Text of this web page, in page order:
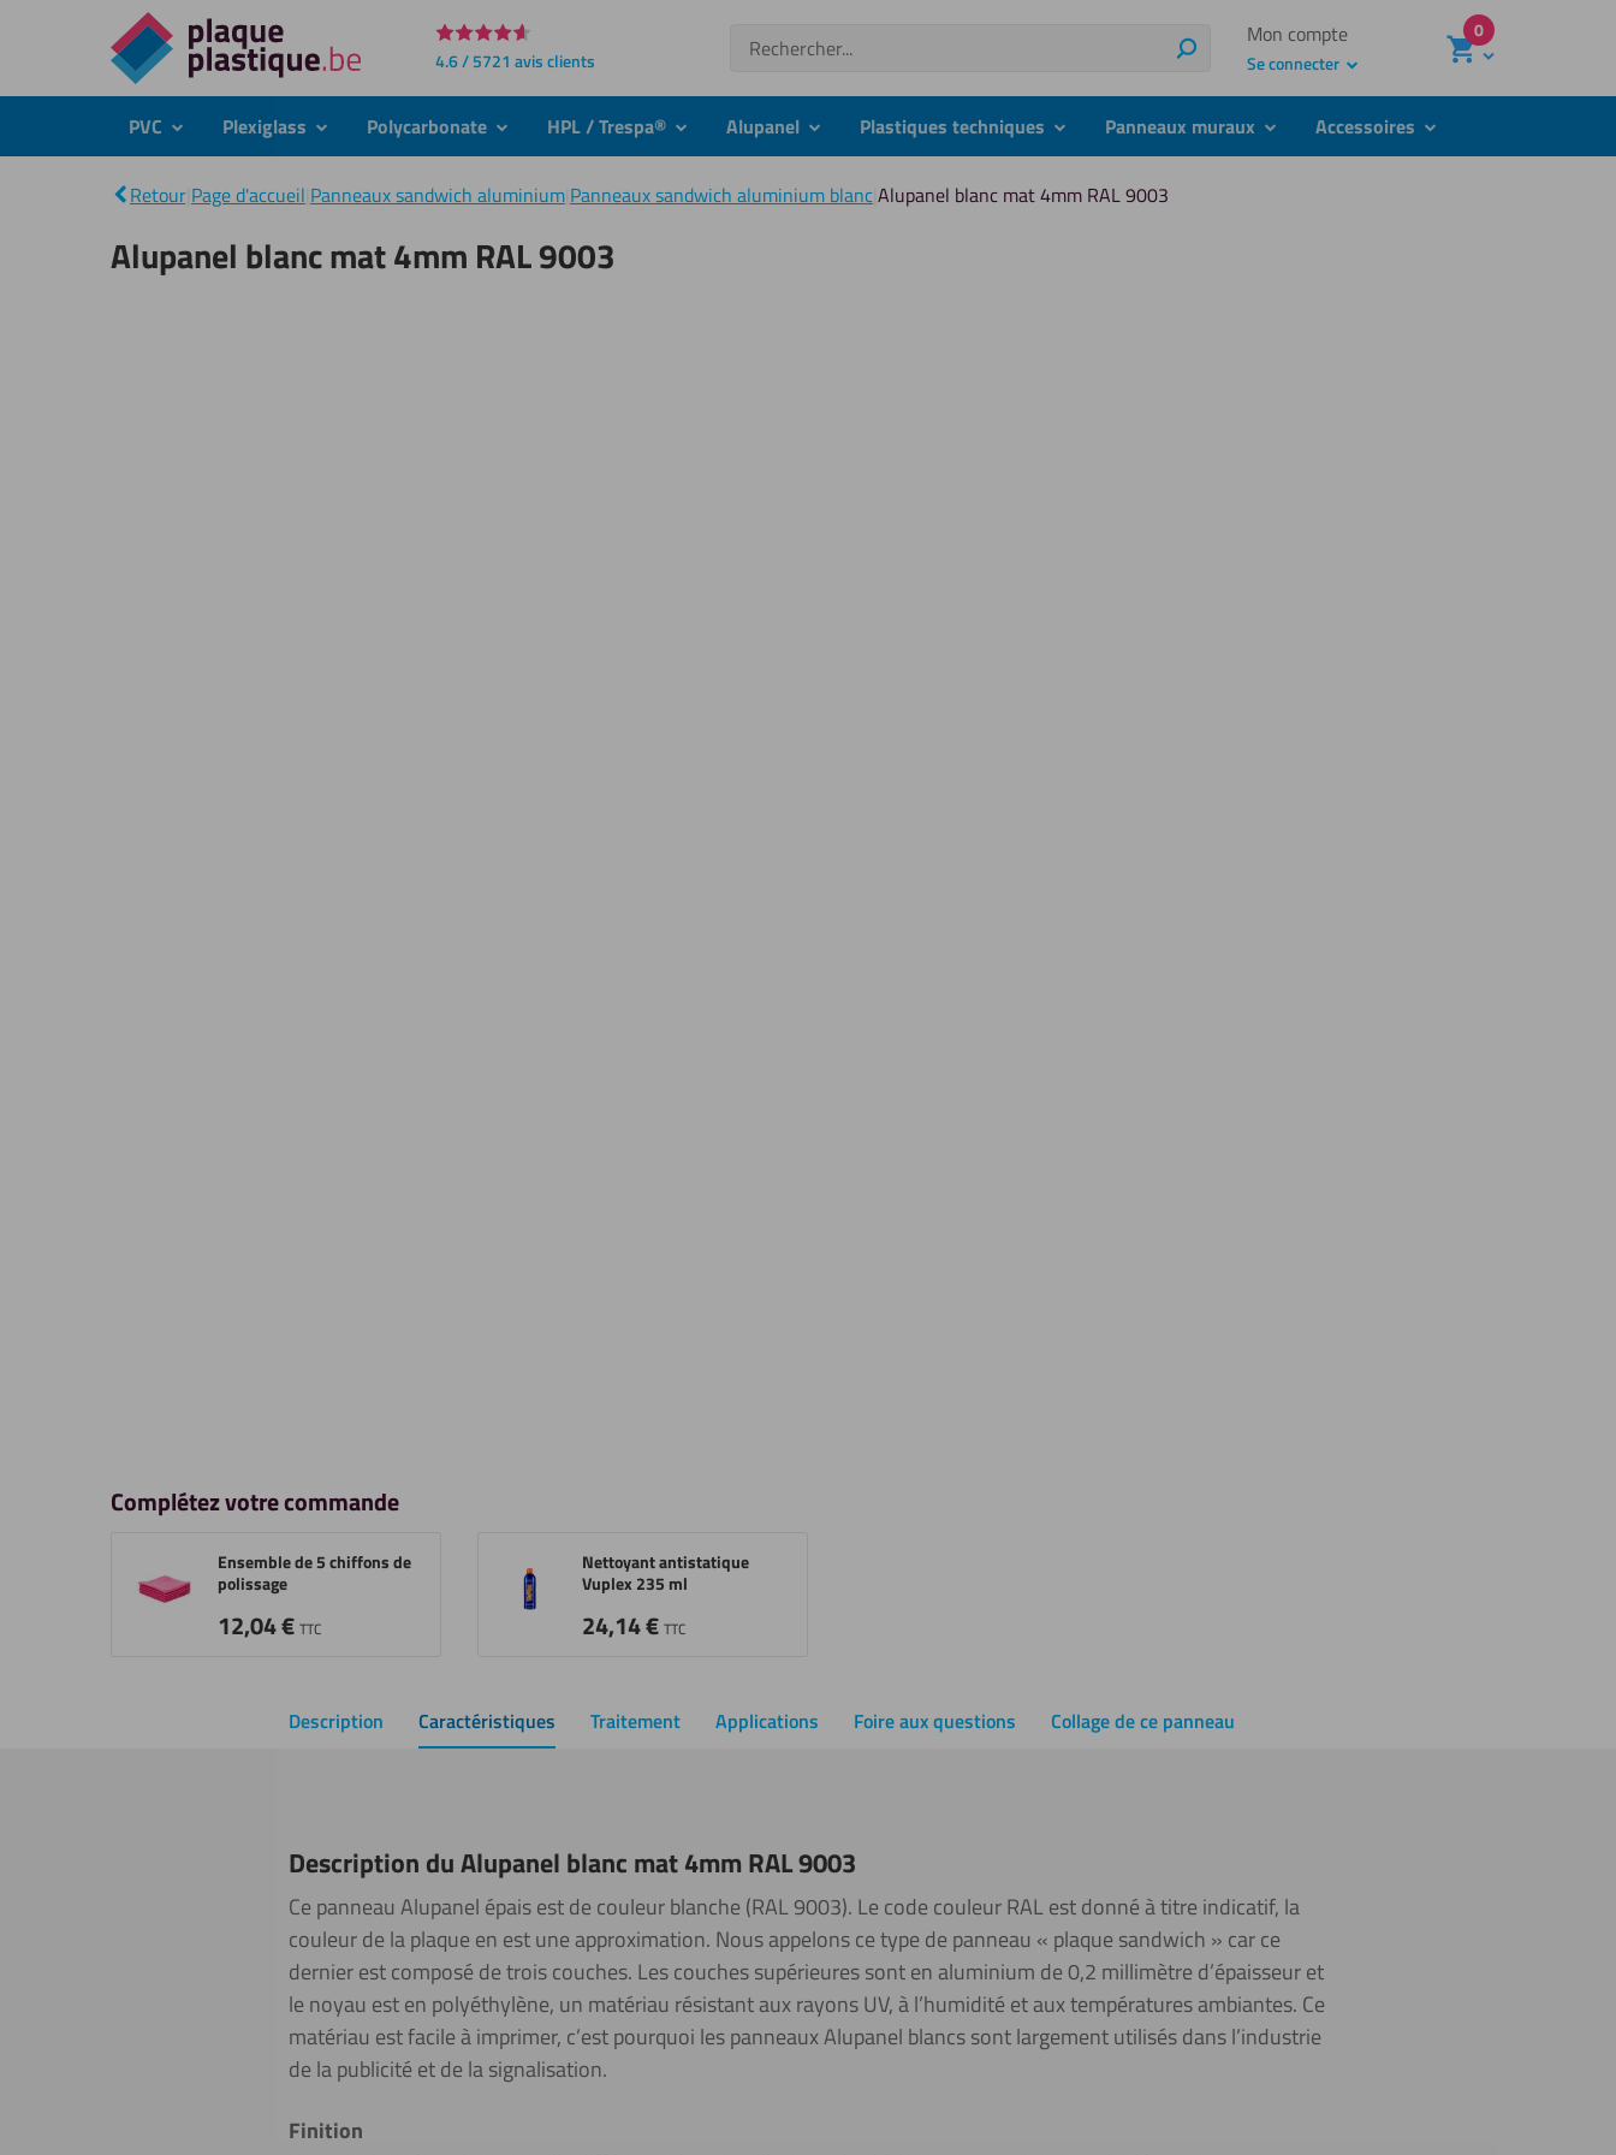
Directement
au
contenu
4.6 / 5721 avis clients
Recherche
Recherche
Mon compte
Se connecter
0
PVC submenuPlexiglass submenuPolycarbonate submenuHPL / Trespa® submenuAlupanel submenuPlastiques techniques submenuPanneaux muraux submenuAccessoires submenu
Retour Page d'accueil Panneaux sandwich aluminium Panneaux sandwich aluminium blancAlupanel blanc mat 4mm RAL 9003
Alupanel blanc mat 4mm RAL 9003
Complétez votre commande
Ensemble de 5 chiffons de
polissage
12,04€ TTC
Nettoyant antistatique
Vuplex 235 ml
24,14€ TTC
Description Caractéristiques Traitement Applications Foire aux questions Collage de ce panneau
Description du Alupanel blanc mat 4mm RAL 9003
Ce panneau Alupanel épais est de couleur blanche (RAL 9003). Le code couleur RAL est donné à titre indicatif, la
couleur de la plaque en est une approximation. Nous appelons ce type de panneau « plaque sandwich » car ce
dernier est composé de trois couches. Les couches supérieures sont en aluminium de 0,2 millimètre d’épaisseur et
le noyau est en polyéthylène, un matériau résistant aux rayons UV, à l’humidité et aux températures ambiantes. Ce
matériau est facile à imprimer, c’est pourquoi les panneaux Alupanel blancs sont largement utilisés dans l’industrie
de la publicité et de la signalisation.
Finition